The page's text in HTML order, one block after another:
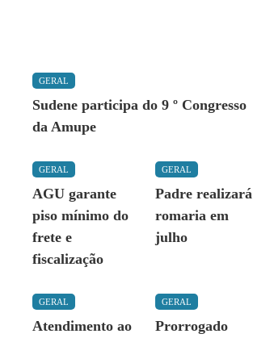
GERAL
Sudene participa do 9 º Congresso
da Amupe
GERAL
AGU garante
piso mínimo do
frete e
fiscalização
GERAL
Padre realizará
romaria em
julho
GERAL
Atendimento ao
GERAL
Prorrogado